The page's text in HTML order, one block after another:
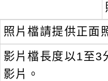
照片檔請提供正面
影片檔長度以1至
影片。